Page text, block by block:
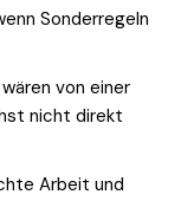
Sonderregeln
von einer
nicht direkt
Arbeit und